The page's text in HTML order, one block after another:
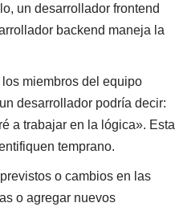
un desarrollador frontend
backend maneja la
miembros del equipo
desarrollador podría decir:
a trabajar en la lógica». Esta
temprano.
o cambios en las
o agregar nuevos